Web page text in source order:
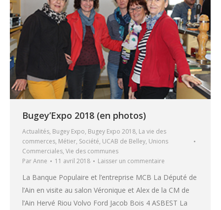
Bugey’Expo 2018 (en photos)
Actualités, Bugey Expo, Bugey Expo 2018, La vie des
commerces, Métier, Société, UCAB de Belley, Unions
Commerciales, Vie des communes
ParAnne 11 avril 2018 Laisser un commentaire
La Banque Populaire et l’entreprise MCB La Député de
l’Ain en visite au salon Véronique et Alex de la CM de
l’Ain Hervé Riou Volvo Ford Jacob Bois 4 ASBEST La